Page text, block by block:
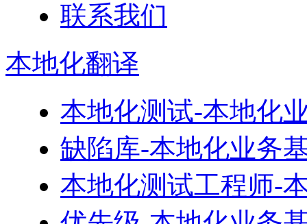
联系我们
本地化翻译
本地化测试-本地化
缺陷库-本地化业务
本地化测试工程师-